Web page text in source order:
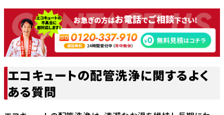
エコキュートの配管洗浄に関するよく
ある質問